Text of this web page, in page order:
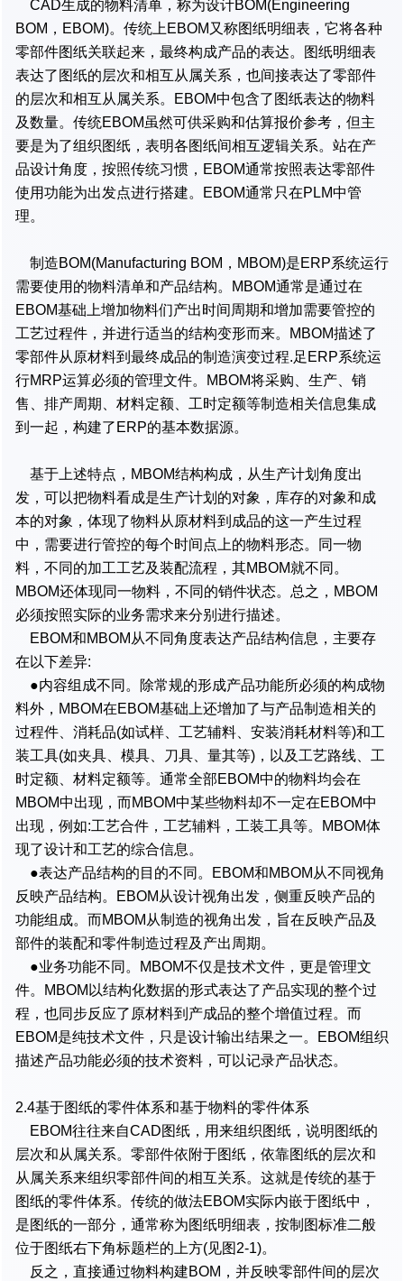
CAD生成的物料清单，称为设计BOM(Engineering
BOM，EBOM)。传统上EBOM又称图纸明细表，它将各种
零部件图纸关联起来，最终构成产品的表达。图纸明细表
表达了图纸的层次和相互从属关系，也间接表达了零部件
的层次和相互从属关系。EBOM中包含了图纸表达的物料
及数量。传统EBOM虽然可供采购和估算报价参考，但主
要是为了组织图纸，表明各图纸间相互逻辑关系。站在产
品设计角度，按照传统习惯，EBOM通常按照表达零部件
使用功能为出发点进行搭建。EBOM通常只在PLM中管
理。
制造BOM(Manufacturing BOM，MBOM)是ERP系统运行
需要使用的物料清单和产品结构。MBOM通常是通过在
EBOM基础上增加物料们产出时间周期和增加需要管控的
工艺过程件，并进行适当的结构变形而来。MBOM描述了
零部件从原材料到最终成品的制造演变过程.足ERP系统运
行MRP运算必须的管理文件。MBOM将采购、生产、销
售、排产周期、材料定额、工时定额等制造相关信息集成
到一起，构建了ERP的基本数据源。
基于上述特点，MBOM结构构成，从生产计划角度出
发，可以把物料看成是生产计划的对象，库存的对象和成
本的对象，体现了物料从原材料到成品的这一产生过程
中，需要进行管控的每个时间点上的物料形态。同一物
料，不同的加工工艺及装配流程，其MBOM就不同。
MBOM还体现同一物料，不同的销件状态。总之，MBOM
必须按照实际的业务需求来分别进行描述。
EBOM和MBOM从不同角度表达产品结构信息，主要存
在以下差异:
●内容组成不同。除常规的形成产品功能所必须的构成物
料外，MBOM在EBOM基础上还增加了与产品制造相关的
过程件、消耗品(如试样、工艺辅料、安装消耗材料等)和工
装工具(如夹具、模具、刀具、量其等)，以及工艺路线、工
时定额、材料定额等。通常全部EBOM中的物料均会在
MBOM中出现，而MBOM中某些物料却不一定在EBOM中
出现，例如:工艺合件，工艺辅料，工装工具等。MBOM体
现了设计和工艺的综合信息。
●表达产品结构的目的不同。EBOM和MBOM从不同视角
反映产品结构。EBOM从设计视角出发，侧重反映产品的
功能组成。而MBOM从制造的视角出发，旨在反映产品及
部件的装配和零件制造过程及产出周期。
●业务功能不同。MBOM不仅是技术文件，更是管理文
件。MBOM以结构化数据的形式表达了产品实现的整个过
程，也同步反应了原材料到产成品的整个增值过程。而
EBOM是纯技术文件，只是设计输出结果之一。EBOM组织
描述产品功能必须的技术资料，可以记录产品状态。
2.4基于图纸的零件体系和基于物料的零件体系
EBOM往往来自CAD图纸，用来组织图纸，说明图纸的
层次和从属关系。零部件依附于图纸，依靠图纸的层次和
从属关系来组织零部件间的相互关系。这就是传统的基于
图纸的零件体系。传统的做法EBOM实际内嵌于图纸中，
是图纸的一部分，通常称为图纸明细表，按制图标准二般
位于图纸右下角标题栏的上方(见图2-1)。
反之，直接通过物料构建BOM，并反映零部件间的层次